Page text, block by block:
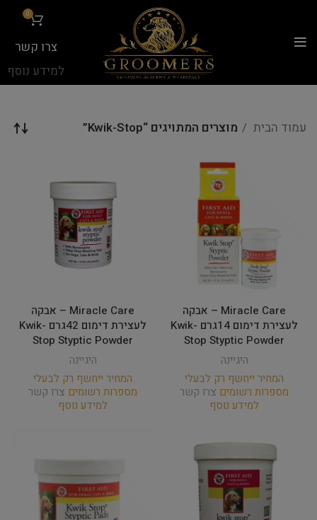
0
צרו קשר
למידע נוסף
עמוד הבית מוצרים המתויגים “Kwik-Stop”
Miracle Care – אבקה
לעצירת דימום 14גרם Kwik-
Stop Styptic Powder
היגיינה
המחיר ייחשף רק לבעלי
מספרות רשומים צרו קשר
למידע נוסף
Miracle Care – אבקה
לעצירת דימום 42גרם Kwik-
Stop Styptic Powder
היגיינה
המחיר ייחשף רק לבעלי
מספרות רשומים צרו קשר
למידע נוסף